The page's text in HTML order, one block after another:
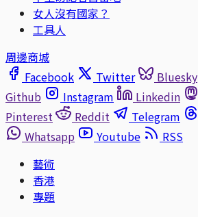
女人沒有國家？
工具人
周邊商城
Facebook
Twitter Bluesky
Github
Instagram Linkedin
Pinterest
Reddit Telegram
Whatsapp
Youtube
RSS
藝術
香港
專題